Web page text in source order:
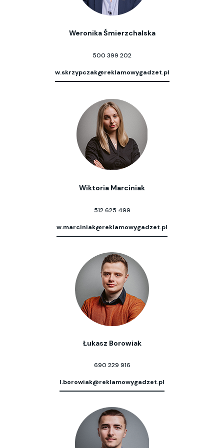
Weronika Śmierzchalska
500 399 202
w.skrzypczak@reklamowygadzet.pl
Wiktoria Marciniak
512 625 499
w.marciniak@reklamowygadzet.pl
Łukasz Borowiak
690 229 916
l.borowiak@reklamowygadzet.pl